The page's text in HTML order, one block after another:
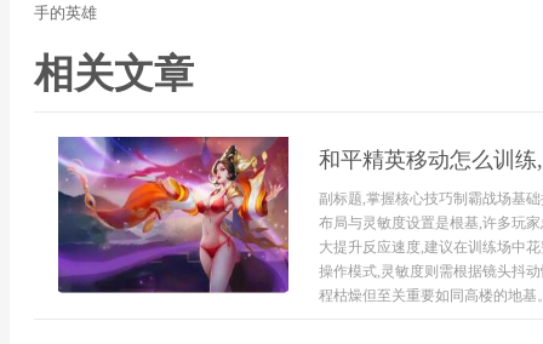
手的英雄
相关文章
和平精英移动怎么训
副标题,掌握核心技巧制霸战场基
布局与灵敏度设置是根基,许多玩
大提升反应速度,建议在训练场中
操作模式,灵敏度则需根据镜头抖
程枯燥但至关重要如同高楼的地基